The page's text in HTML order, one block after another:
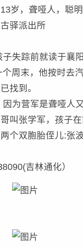
岁，聋哑人，聪
驿派出所
失踪前就读于襄
周末，他按时去
找到。
为营军是聋哑人
叫张学军，孩子
个双胞胎侄儿:张波
吉林通化）